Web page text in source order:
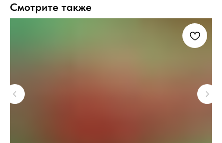
Смотрите также